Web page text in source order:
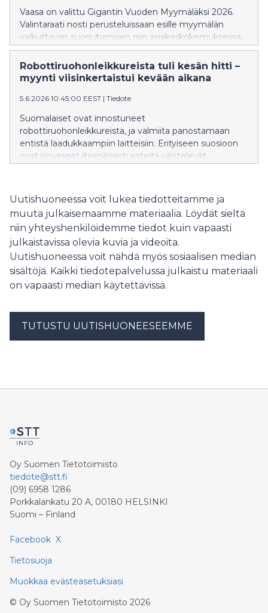
Vaasa on valittu Gigantin Vuoden Myymäläksi 2026.
Valintaraati nosti perusteluissaan esille myymälän
vaikuttavan suoriutumisen niin asiakaskokemuksessa,
henkilöstötyytyväisyydessä kuin liiketoiminnan
kehittämisessä. Palkinto jaettiin Elkjøp-konsernin
Campus-tapahtuman yhteydessä Oslossa 10.6.2026.
Robottiruohonleikkureista tuli kesän hitti –
myynti viisinkertaistui kevään aikana
5.6.2026 10:45:00 EEST | Tiedote
Suomalaiset ovat innostuneet
robottiruohonleikkureista, ja valmiita panostamaan
entistä laadukkaampiin laitteisiin. Erityiseen suosioon
ovat nousseet itsenäisesti esteitä väistelevät,
kasvoi toukokuussa viisinkertaiseksi viime vuoteen
verrattuna.
Uutishuoneessa voit lukea tiedotteitamme ja
muuta julkaisemaamme materiaalia. Löydät sieltä
niin yhteyshenkilöidemme tiedot kuin vapaasti
julkaistavissa olevia kuvia ja videoita.
Uutishuoneessa voit nähdä myös sosiaalisen median
sisältöjä. Kaikki tiedotepalvelussa julkaistu materiaali
on vapaasti median käytettävissä.
TUTUSTU UUTISHUONEESEEMME
Oy Suomen Tietotoimisto
tiedote@stt.fi
(09) 6958 1286
Porkkalankatu 20 A, 00180 HELSINKI
Suomi – Finland
Facebook X
Tietosuoja
Muokkaa evästeasetuksiasi
© Oy Suomen Tietotoimisto 2026